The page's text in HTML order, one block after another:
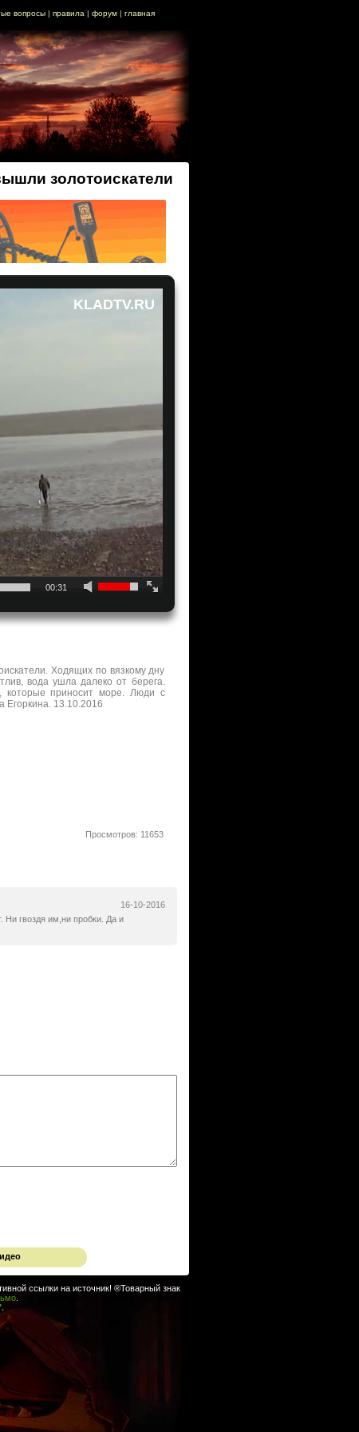
вопросы| правила | форум| главная
золотоискатели
KLADTV.RU
00:31
Ходящих по вязкому дну
вода ушла далеко от берега.
которые приносит море. Люди с
Егоркина. 13.10.2016
Просмотров: 11653
16-10-2016
Ни гвоздя им,ни пробки. Да и
ссылки на источник! ®Товарный знак